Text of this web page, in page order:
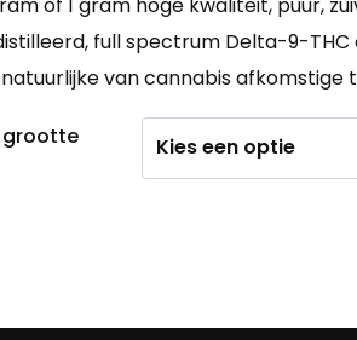
full spectrum Delta-9-THC
van cannabis afkomstige
grootte